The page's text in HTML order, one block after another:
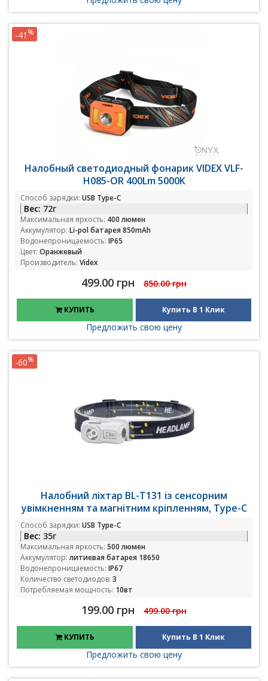
Налобный светодиодный фонарик VIDEX VLF-
H085-OR 400Lm 5000K
Способ зарядки: USB Type-C
Вес: 72г
Максимальная яркость: 400 люмен
Аккумулятор: Li-pol батарея 850mAh
Водонепроницаемость: IP65
Цвет: Оранжевый
Производитель: Videx
499.00 грн 850.00 грн
-41 %
КУПИТЬ Купить В 1 Клик
Предложить свою цену
Налобний ліхтар BL-T131 із сенсорним
увімкненням та магнітним кріпленням, Type-C
Способ зарядки: USB Type-C
Вес: 35г
Максимальная яркость: 500 люмен
Аккумулятор:литиевая батарея 18650
Водонепроницаемость: IP67
Количество светодиодов: 3
Потребляемая мощность: 10вт
199.00 грн 499.00 грн
-60%
КУПИТЬ Купить В 1 Клик
Предложить свою цену